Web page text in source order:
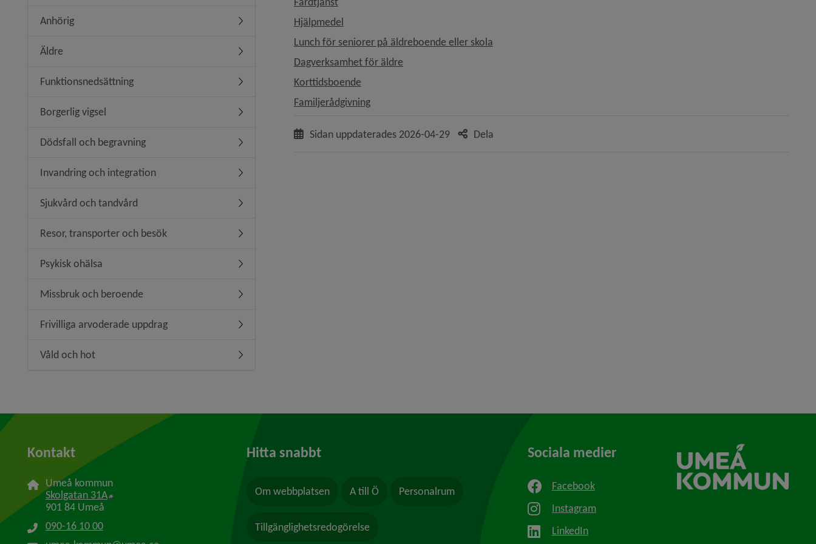
Anhörig Undermeny för Anhörig
Äldre Undermeny för Äldre
Funktionsnedsättning Undermeny för Funktionsnedsättning
Borgerlig vigsel Undermeny för Borgerlig vigsel
Dödsfall och begravning Undermeny för Dödsfall och begravning
Invandring och integration Undermeny för Invandring och integration
Sjukvård och tandvård Undermeny för Sjukvård och tandvård
Resor, transporter och besök Undermeny för Resor, transporter och besök
Psykisk ohälsa Undermeny för Psykisk ohälsa
Missbruk och beroende Undermeny för Missbruk och beroende
Frivilliga arvoderade uppdrag Undermeny för Frivilliga arvoderade uppdrag
Våld och hot Undermeny för Våld och hot
Hjälpmedel
Lunch för seniorer på äldreboende eller skola
Dagverksamhet för äldre
Korttidsboende
Familjerådgivning
Sidan uppdaterades 2026-04-29 Dela
Kontakt
Umeå kommun
Skolgatan 31A Länk till annan webbplats, öppnas i nytt fönster.
901 84 Umeå
090-16 10 00
Hitta snabbt
Om webbplatsen A till Ö Personalrum
Tillgänglighetsredogörelse
Sociala medier
Facebook
Instagram
LinkedIn